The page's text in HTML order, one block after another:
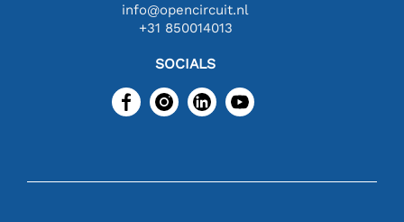
info@opencircuit.nl
+31 850014013
SOCIALS